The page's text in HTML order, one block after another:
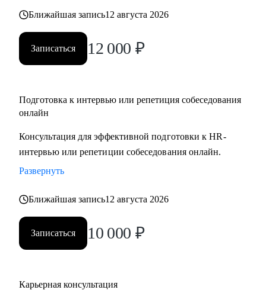
Ближайшая запись12 августа 2026
Записаться 12 000 ₽
Подготовка к интервью или репетиция собеседования
онлайн
Консультация для эффективной подготовки к HR-
интервью или репетиции собеседования онлайн.
Развернуть
Ближайшая запись12 августа 2026
Записаться 10 000 ₽
Карьерная консультация